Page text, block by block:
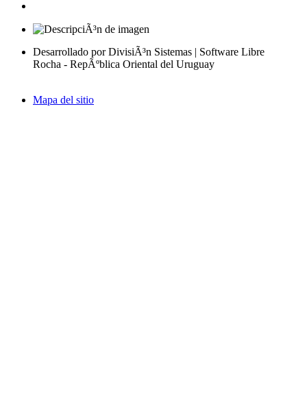
Desarrollado por DivisiÃ³n Sistemas | Software Libre
Rocha - RepÃºblica Oriental del Uruguay
Mapa del sitio